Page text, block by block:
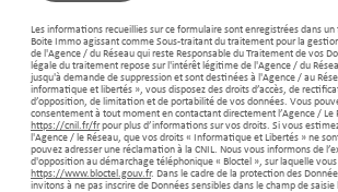
Les informations recueillies sur ce formulaire sont enregistrées dans
Boite Immo agissant comme Sous-traitant du traitement pour la
de l'Agence / du Réseau qui reste Responsable du Traitement de vos
légale du traitement repose sur l'intérêt légitime de l'Agence / du
jusqu'à demande de suppression et sont destinées à l'Agence / au
informatique et libertés », vous disposez des droits d’accès, de
d’opposition, de limitation et de portabilité de vos données. Vous
consentement à tout moment en contactant directement l’Agence / Le
https://cnil.fr/frpour plus d’informations sur vos droits. Si vous
l'Agence / le Réseau, que vos droits « Informatique et Libertés » ne
pouvez adresser une réclamation à la CNIL. Nous vous informons de
d'opposition au démarchage téléphonique « Bloctel », sur laquelle vous
https://www.bloctel.gouv.fr. Dans le cadre de la protection des
invitons à ne pas inscrire de Données sensibles dans le champ de saisie